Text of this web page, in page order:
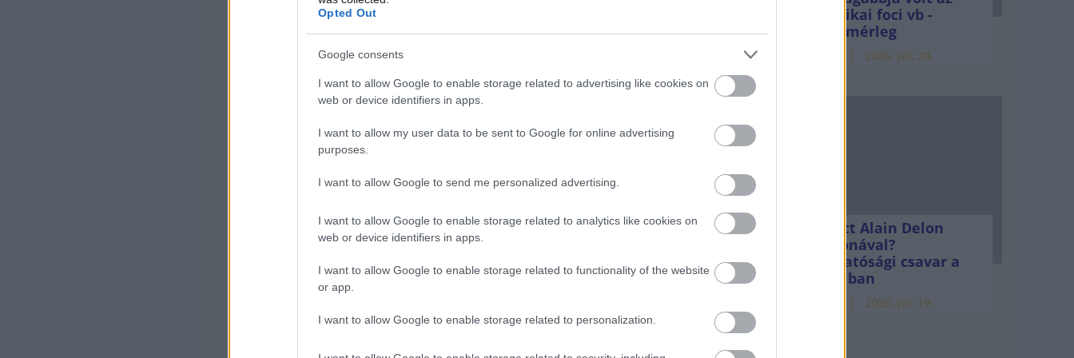
Opted Out
Google consents
I want to allow Google to enable storage related to advertising like cookies on
web or device identifiers in apps.
I want to allow my user data to be sent to Google for online advertising
purposes.
I want to allow Google to send me personalized advertising.
I want to allow Google to enable storage related to analytics like cookies on
web or device identifiers in apps.
I want to allow Google to enable storage related to functionality of the website
or app.
I want to allow Google to enable storage related to personalization.
globális válságot és a gáz árának folyamatos világpiaci növekedését.
Skugor a kihallgatáson azzal védekezett, hogy a gáz ilyen értékesítése
"az INA üzletpolitikája, és más cégeknek is fix áron adták el a gázt".
Skugor olyan gázeladási szerződést kötött az OMS nevű céggel -
amelynek egyik tulajdonosa volt szomszédja, Josip Surjak, az ügyvédi
kamara elnöke, a másik egy Goran Husic nevű vállalkozó -, amely
kedvező volt az ügyfél, de kedvezőtlen az INA számára. Az OMS az
olcsón vásárolt gázt óriási haszonnal értékesítette tovább, és 846 millió
kuna (46 milliárd forint) nyereségre tett szert. Skugor részét átutalták
édesapja számlájára, aki nyugdíjas. Erre lett figyelmes a pénzmosás
amerikai foci vb -
gyorsmérleg
2026. júl. 20.
Mi lett Alain Delon
vagyonával?
Adóhatósági csavar a
sztoriban
2026. júl. 19.